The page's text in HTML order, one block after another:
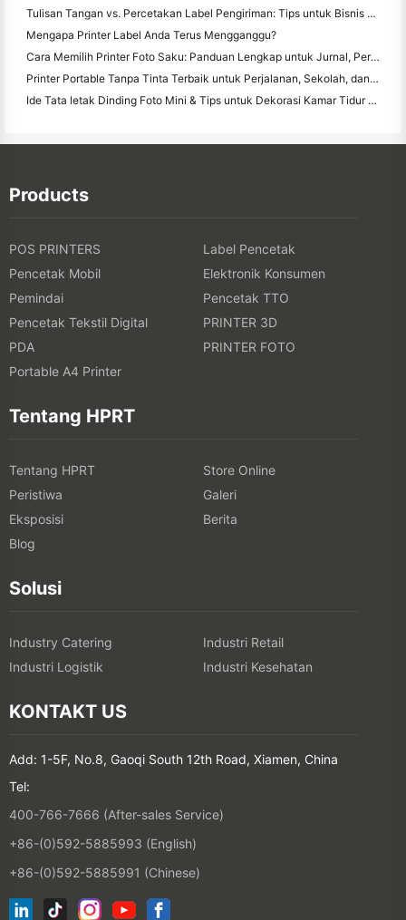
Tulisan Tangan vs. Percetakan Label Pengiriman: Tips untuk Bisnis Kecil di 2026
Mengapa Printer Label Anda Terus Mengganggu?
Cara Memilih Printer Foto Saku: Panduan Lengkap untuk Jurnal, Perjalanan, dan Pengguna iPhone
Printer Portable Tanpa Tinta Terbaik untuk Perjalanan, Sekolah, dan Kerja Mobile: Hanin MT620 Pro Review
Ide Tata letak Dinding Foto Mini & Tips untuk Dekorasi Kamar Tidur dan Asrama
Products
POS PRINTERS
Label Pencetak
Pencetak Mobil
Elektronik Konsumen
Pemindai
Pencetak TTO
Pencetak Tekstil Digital
PRINTER 3D
PDA
PRINTER FOTO
Portable A4 Printer
Tentang HPRT
Tentang HPRT
Store Online
Peristiwa
Galeri
Eksposisi
Berita
Blog
Solusi
Industry Catering
Industri Retail
Industri Logistik
Industri Kesehatan
KONTAKT US
Add: 1-5F, No.8, Gaoqi South 12th Road, Xiamen, China
Tel:
400-766-7666 (After-sales Service)
+86-(0)592-5885993 (English)
+86-(0)592-5885991 (Chinese)